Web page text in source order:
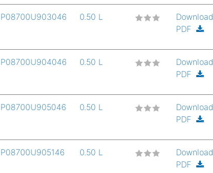
P08700U903046 0.50 L
Download
PDF
P08700U904046 0.50 L
Download
PDF
P08700U905046 0.50 L
Download
PDF
P08700U905146 0.50 L
Download
PDF